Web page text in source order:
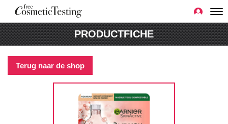
PRODUCTFICHE
Terug naar de shop